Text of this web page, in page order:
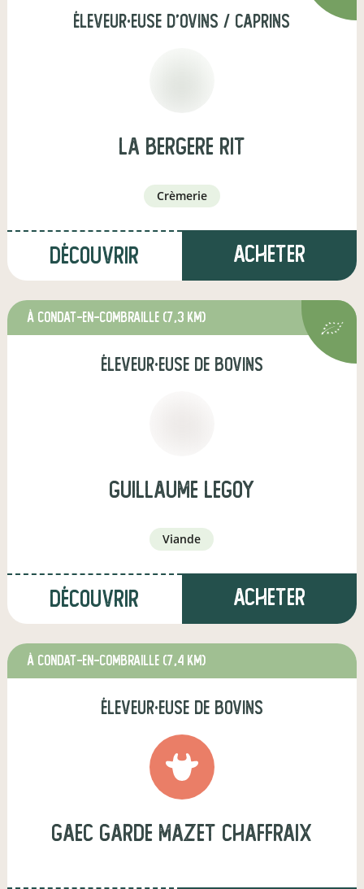
éleveur·euse d'ovins / caprins
LA BERGERE RIT
crèmerie
Découvrir Acheter
à Condat-en-Combraille (7,3 km)
éleveur·euse de bovins
guillaume legoy
viande
Découvrir Acheter
à Condat-en-Combraille (7,4 km)
éleveur·euse de bovins
gaec garde mazet chaffraix